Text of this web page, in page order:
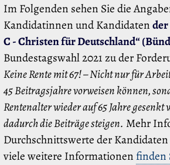
Im Folgenden sehen Sie die
Kandidatinnen und Kandidaten
C - Christen für Deutschland“
Bundestagswahl 2021 zu der
Keine Rente mit 67! – Nicht nur für
45 Beitragsjahre vorweisen können,
Rentenalter wieder auf 65 Jahre gesenkt
dadurch die Beiträge steigen. Mehr
Durchschnittswerte der
viele weitere Informationen finden